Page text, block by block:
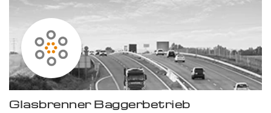
Glasbrenner Baggerbetrieb